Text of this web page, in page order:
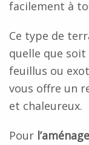
facilement à
Ce type de
quelle que soit
feuillus ou
vous offre un
et chaleureux.
Pour